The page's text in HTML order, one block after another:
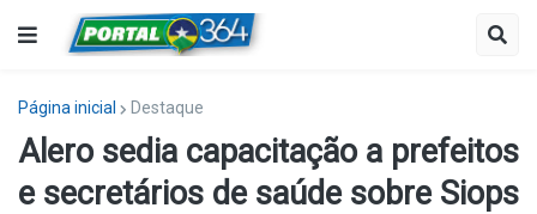
Página inicial Destaque
Alero sedia capacitação a prefeitos
e secretários de saúde sobre Siops